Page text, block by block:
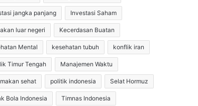
jangka panjang Investasi Saham
luar negeri Kecerdasan Buatan
Mental kesehatan tubuh konflik iran
Timur Tengah Manajemen Waktu
sehat politik indonesia Selat Hormuz
Bola Indonesia Timnas Indonesia